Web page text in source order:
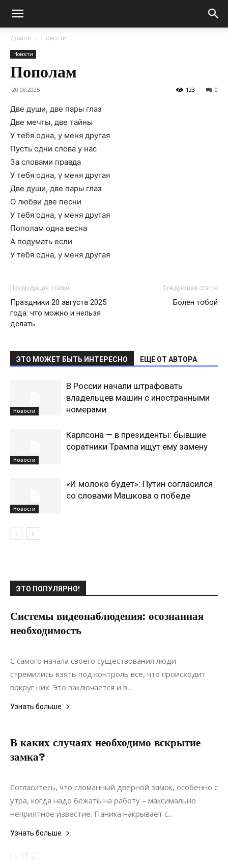
Домой Новости
Новости
Пополам
20.08.2025 0
123
Две души, две пары глаз
Две мечты, две тайны
У тебя одна, у меня другая
Пусть одни слова у нас
За словами правда
У тебя одна, у меня другая
Две души, две пары глаз
О любви две песни
У тебя одна, у меня другая
Пополам одна весна
А подумать если
У тебя одна, у меня другая
Предыдущая статья
Праздники 20 августа 2025
года: что можно и нельзя
делать
Следующая статья
Болен тобой
ЭТО МОЖЕТ БЫТЬ ИНТЕРЕСНО ЕЩЕ ОТ АВТОРА
Новости
В России начали штрафовать
владельцев машин с иностранными
номерами
Новости
Карлсона — в президенты: бывшие
соратники Трампа ищут ему замену
Новости
«И молоко будет»: Путин согласился
со словами Машкова о победе
ЭТО ПОПУЛЯРНО!
Системы видеонаблюдения: осознанная
необходимость
26.12.2021
С самого начала своего существования люди
стремились взять под контроль все, что происходит
вокруг них. Это заключается и в...
Узнать больше
В каких случаях необходимо вскрытие
замка?
03.01.2022
Согласитесь, что сломанный дверной замок, особенно с
утра, когда надо бежать на работу – максимально
неприятное известие. Паника накрывает с...
Узнать больше